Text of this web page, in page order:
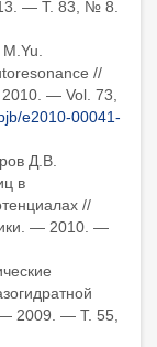
— Т. 83, № 8.
//
— Vol. 73,
e2010-00041-
Д.В.
в
//
— 2010. —
— 2009. — Т. 55,